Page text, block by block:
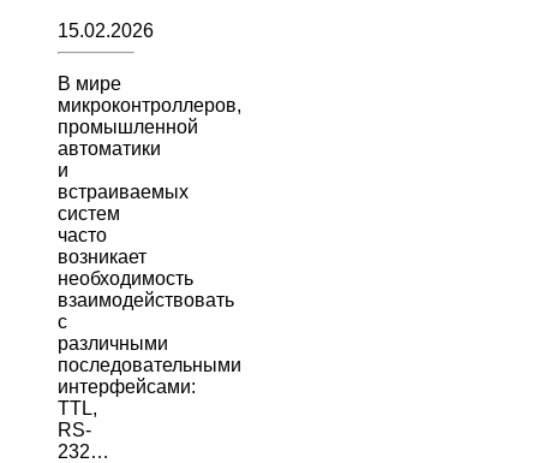
15.02.2026
В мире
микроконтроллеров,
промышленной
автоматики
и
встраиваемых
систем
часто
возникает
необходимость
взаимодействовать
с
различными
последовательными
интерфейсами:
TTL,
RS-
232…